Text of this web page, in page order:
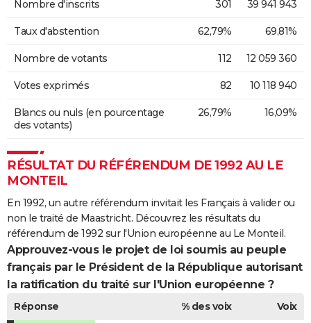
Nombre d'inscrits 301 39 941 943
Taux d'abstention 62,79% 69,81%
Nombre de votants 112 12 059 360
Votes exprimés 82 10 118 940
Blancs ou nuls (en pourcentage
des votants)
26,79% 16,09%
RÉSULTAT DU RÉFÉRENDUM DE 1992 AU LE
MONTEIL
En 1992, un autre référendum invitait les Français à valider ou
non le traité de Maastricht. Découvrez les résultats du
référendum de 1992 sur l'Union européenne au Le Monteil.
Approuvez-vous le projet de loi soumis au peuple
français par le Président de la République autorisant
la ratification du traité sur l'Union européenne ?
Réponse % des voix
Voix